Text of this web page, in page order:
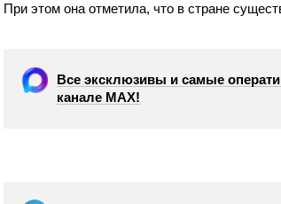
При этом она отметила, что в стране
Все эксклюзивы и самые
канале МАХ!